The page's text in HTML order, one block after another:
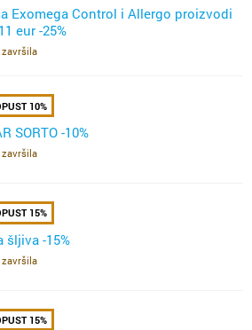
Exomega Control i Allergo proizvodi
eur -25%
10%
SORTO -10%
15%
šljiva -15%
15%